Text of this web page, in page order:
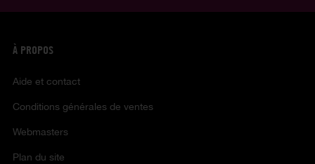
À PROPOS
Aide et contact
Conditions générales de ventes
Webmasters
Plan du site